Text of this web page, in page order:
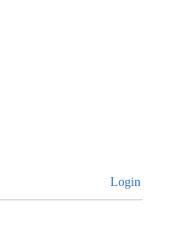
Login